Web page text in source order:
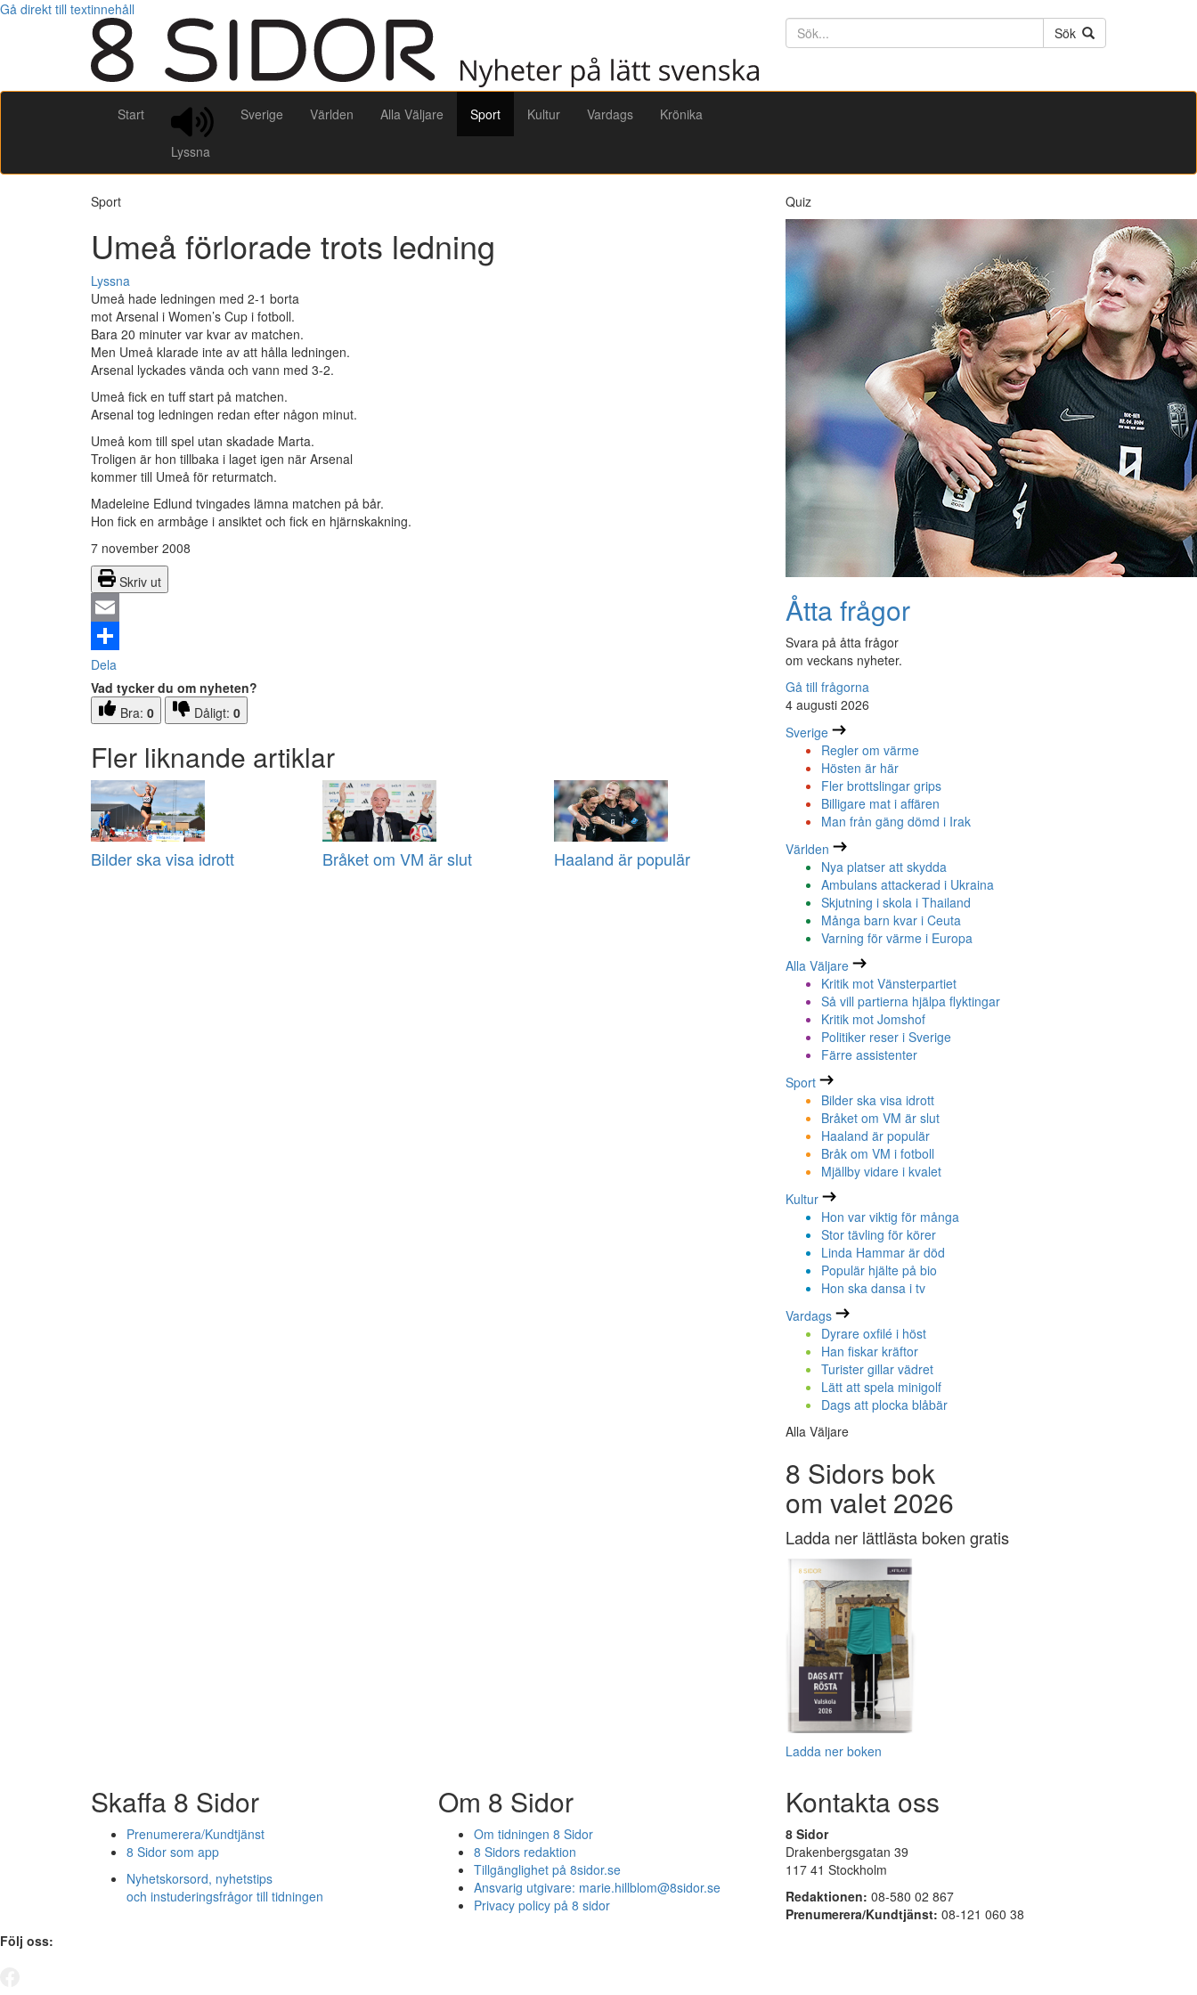
Gå direkt till textinnehåll
Söktext
Sök
Start
Lyssna
Sverige Världen Alla Väljare Sport Kultur Vardags Krönika
Sport
Umeå förlorade trots ledning
Lyssna
Umeå hade ledningen med 2-1 borta
mot Arsenal i Women’s Cup i fotboll.
Bara 20 minuter var kvar av matchen.
Men Umeå klarade inte av att hålla ledningen.
Arsenal lyckades vända och vann med 3-2.
Umeå fick en tuff start på matchen.
Arsenal tog ledningen redan efter någon minut.
Umeå kom till spel utan skadade Marta.
Troligen är hon tillbaka i laget igen när Arsenal
kommer till Umeå för returmatch.
Madeleine Edlund tvingades lämna matchen på bår.
Hon fick en armbåge i ansiktet och fick en hjärnskakning.
7 november 2008
Skriv ut
Email
Dela
Vad tycker du om nyheten?
Bra: 0 Dåligt: 0
Fler liknande artiklar
Bilder ska visa idrott Bråket om VM är slut Haaland är populär
Quiz
Åtta frågor
Svara på åtta frågor
om veckans nyheter.
Gå till frågorna
4 augusti 2026
Sverige
Regler om värme
Hösten är här
Fler brottslingar grips
Billigare mat i affären
Man från gäng dömd i Irak
Världen
Nya platser att skydda
Ambulans attackerad i Ukraina
Skjutning i skola i Thailand
Många barn kvar i Ceuta
Varning för värme i Europa
Alla Väljare
Kritik mot Vänsterpartiet
Så vill partierna hjälpa flyktingar
Kritik mot Jomshof
Politiker reser i Sverige
Färre assistenter
Sport
Bilder ska visa idrott
Bråket om VM är slut
Haaland är populär
Bråk om VM i fotboll
Mjällby vidare i kvalet
Kultur
Hon var viktig för många
Stor tävling för körer
Linda Hammar är död
Populär hjälte på bio
Hon ska dansa i tv
Vardags
Dyrare oxfilé i höst
Han fiskar kräftor
Turister gillar vädret
Lätt att spela minigolf
Dags att plocka blåbär
Alla Väljare
8 Sidors bok
om valet 2026
Ladda ner lättlästa boken gratis
Ladda ner boken
Skaffa 8 Sidor
Prenumerera/Kundtjänst
8 Sidor som app
Nyhetskorsord, nyhetstips
och instuderingsfrågor till tidningen
Om 8 Sidor
Om tidningen 8 Sidor
8 Sidors redaktion
Tillgänglighet på 8sidor.se
Ansvarig utgivare: marie.hillblom@8sidor.se
Privacy policy på 8 sidor
Kontakta oss
8 Sidor
Drakenbergsgatan 39
117 41 Stockholm
Redaktionen: 08-580 02 867
Prenumerera/Kundtjänst: 08-121 060 38
Följ oss: